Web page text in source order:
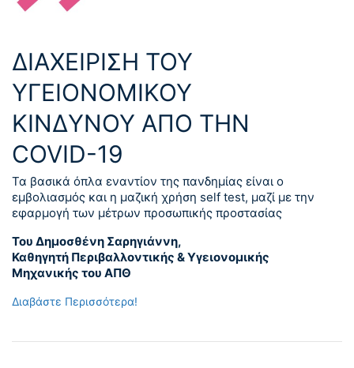
ΔΙΑΧΕΙΡΙΣΗ ΤΟΥ
ΥΓΕΙΟΝΟΜΙΚΟΥ
ΚΙΝΔΥΝΟΥ ΑΠΟ ΤΗΝ
COVID-19
Τα βασικά όπλα εναντίον της πανδημίας είναι ο
εμβολιασμός και η μαζική χρήση self test, μαζί με την
εφαρμογή των μέτρων προσωπικής προστασίας
Του Δημοσθένη Σαρηγιάννη,
Καθηγητή Περιβαλλοντικής & Υγειονομικής
Μηχανικής του ΑΠΘ
Διαβάστε Περισσότερα!